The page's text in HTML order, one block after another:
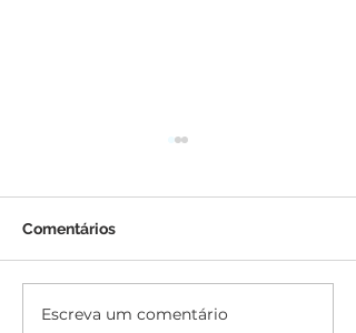
Parkinson: Japão aprova
Comentários
Escreva um comentário